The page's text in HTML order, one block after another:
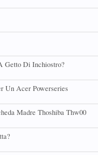
Getto Di Inchiostro?
Un Acer Powerseries
Madre Thoshiba Thw00